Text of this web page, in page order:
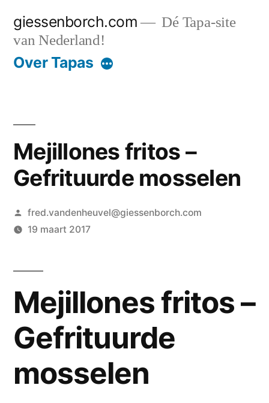
naar
giessenborch.com
Dé Tapa-site
van Nederland!
Over Tapas
Mejillones fritos –
Gefrituurde mosselen
Geplaatst
door
fred.vandenheuvel@giessenborch.com
19 maart 2017
Mejillones fritos –
Gefrituurde
mosselen